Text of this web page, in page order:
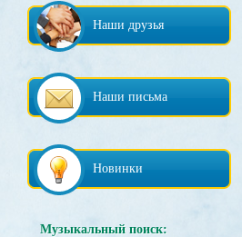
Наши друзья
Наши письма
Новинки
Музыкальный поиск: